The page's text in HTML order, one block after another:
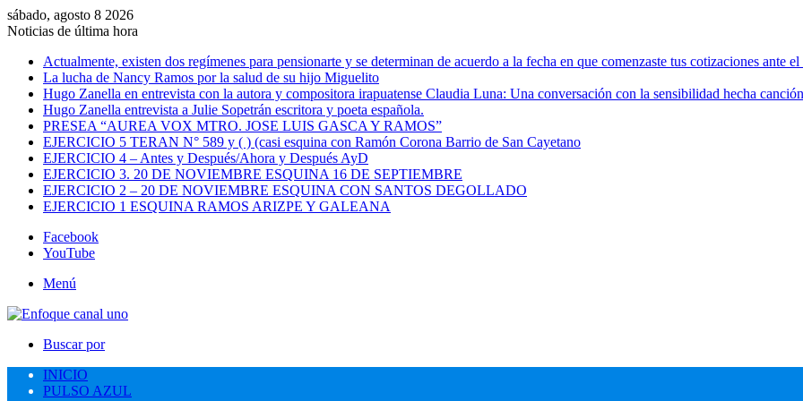
sábado, agosto 8 2026
Noticias de última hora
Actualmente, existen dos regímenes para pensionarte y se determinan de acuerdo a la fecha en que comenzaste tus cotizaciones ante
La lucha de Nancy Ramos por la salud de su hijo Miguelito
Hugo Zanella en entrevista con la autora y compositora irapuatense Claudia Luna: Una conversación con la sensibilidad hecha canción
Hugo Zanella entrevista a Julie Sopetrán escritora y poeta española.
PRESEA “AUREA VOX MTRO. JOSE LUIS GASCA Y RAMOS”
EJERCICIO 5 TERAN N° 589 y ( ) (casi esquina con Ramón Corona Barrio de San Cayetano
EJERCICIO 4 – Antes y Después/Ahora y Después AyD
EJERCICIO 3. 20 DE NOVIEMBRE ESQUINA 16 DE SEPTIEMBRE
EJERCICIO 2 – 20 DE NOVIEMBRE ESQUINA CON SANTOS DEGOLLADO
EJERCICIO 1 ESQUINA RAMOS ARIZPE Y GALEANA
Facebook
YouTube
Menú
Buscar por
INICIO
PULSO AZUL